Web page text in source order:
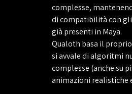
complesse,
di compatibilità con
già presenti in Maya.
Qualoth basa il
si avvale di algoritmi
complesse (anche su
animazioni realistiche